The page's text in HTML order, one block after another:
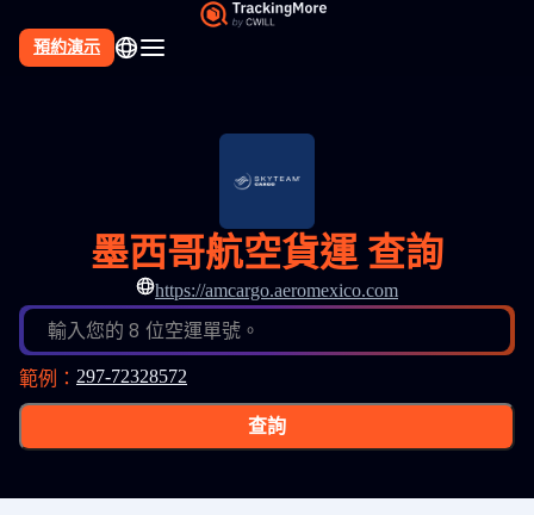
預約演示
墨西哥航空貨運 查詢
https://amcargo.aeromexico.com
輸入您的 8 位空運單號。
範例 ： 297-72328572
查詢